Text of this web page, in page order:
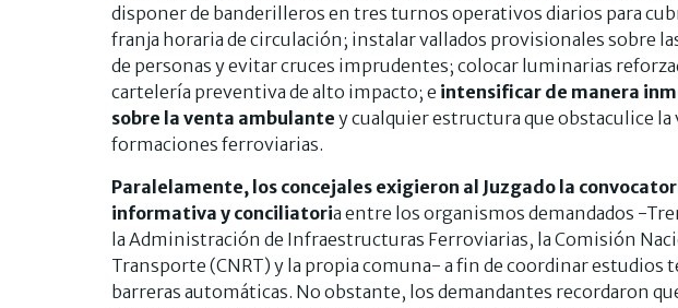
disponer de banderilleros en tres turnos operativos diarios para
franja horaria de circulación; instalar vallados provisionales sobre
de personas y evitar cruces imprudentes; colocar luminarias
cartelería preventiva de alto impacto; e intensificar de manera
sobre la venta ambulante y cualquier estructura que obstaculice la
formaciones ferroviarias.
Paralelamente, los concejales exigieron al Juzgado la
informativa y conciliatoria entre los organismos demandados -
la Administración de Infraestructuras Ferroviarias, la Comisión
Transporte (CNRT) y la propia comuna- a fin de coordinar estudios
barreras automáticas. No obstante, los demandantes recordaron